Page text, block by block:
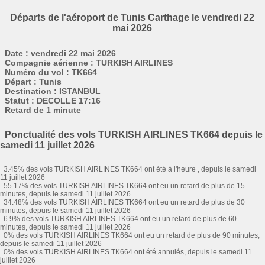
Départs de l'aéroport de Tunis Carthage le vendredi 22
mai 2026
Date : vendredi 22 mai 2026
Compagnie aérienne : TURKISH AIRLINES
Numéro du vol : TK664
Départ : Tunis
Destination : ISTANBUL
Statut : DECOLLE 17:16
Retard de 1 minute
Ponctualité des vols TURKISH AIRLINES TK664 depuis le
samedi 11 juillet 2026
3.45% des vols TURKISH AIRLINES TK664 ont été à l'heure , depuis le samedi
11 juillet 2026
55.17% des vols TURKISH AIRLINES TK664 ont eu un retard de plus de 15
minutes, depuis le samedi 11 juillet 2026
34.48% des vols TURKISH AIRLINES TK664 ont eu un retard de plus de 30
minutes, depuis le samedi 11 juillet 2026
6.9% des vols TURKISH AIRLINES TK664 ont eu un retard de plus de 60
minutes, depuis le samedi 11 juillet 2026
0% des vols TURKISH AIRLINES TK664 ont eu un retard de plus de 90 minutes,
depuis le samedi 11 juillet 2026
0% des vols TURKISH AIRLINES TK664 ont été annulés, depuis le samedi 11
juillet 2026